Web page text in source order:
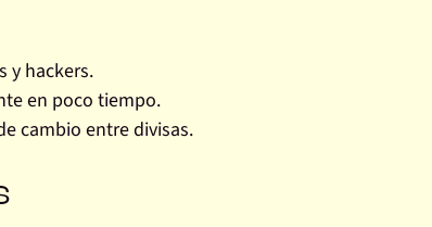
y hackers.
en poco tiempo.
cambio entre divisas.